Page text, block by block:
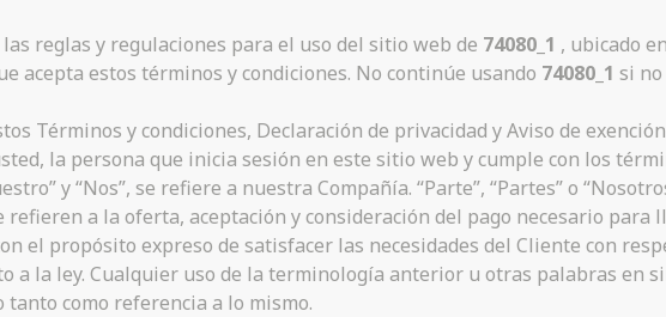
reglas y regulaciones para el uso del sitio web de 74080_1 , ubicado en
acepta estos términos y condiciones. No continúe usando 74080_1 si
Términos y condiciones, Declaración de privacidad y Aviso de
la persona que inicia sesión en este sitio web y cumple con los
y “Nos”, se refiere a nuestra Compañía. “Parte”, “Partes” o
a la oferta, aceptación y consideración del pago necesario para
el propósito expreso de satisfacer las necesidades del Cliente con
a la ley. Cualquier uso de la terminología anterior u otras palabras en
como referencia a lo mismo.